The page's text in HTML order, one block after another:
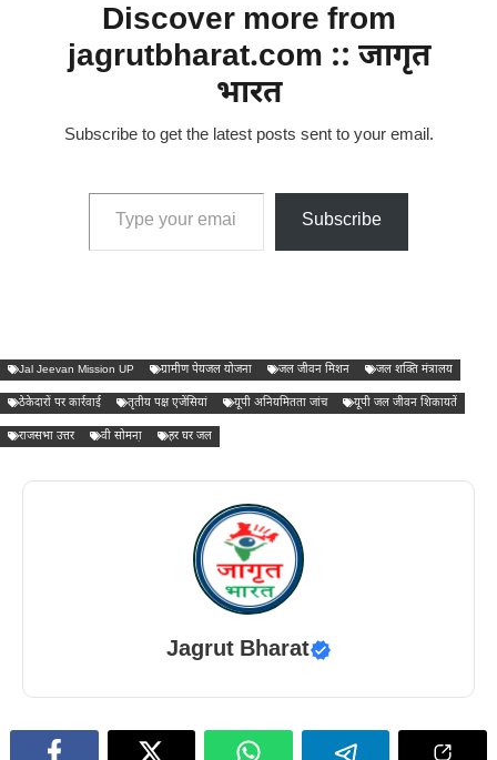
Discover more from
jagrutbharat.com :: जागृत
भारत
Subscribe to get the latest posts sent to your email.
Type your email…
Subscribe
Jal Jeevan Mission UP ग्रामीण पेयजल योजना जल जीवन मिशन जल शक्ति मंत्रालय
ठेकेदारों पर कार्रवाई तृतीय पक्ष एजेंसियां यूपी अनियमितता जांच यूपी जल जीवन शिकायतें
राजसभा उत्तर वी सोमना़ हर घर जल
Jagrut Bharat